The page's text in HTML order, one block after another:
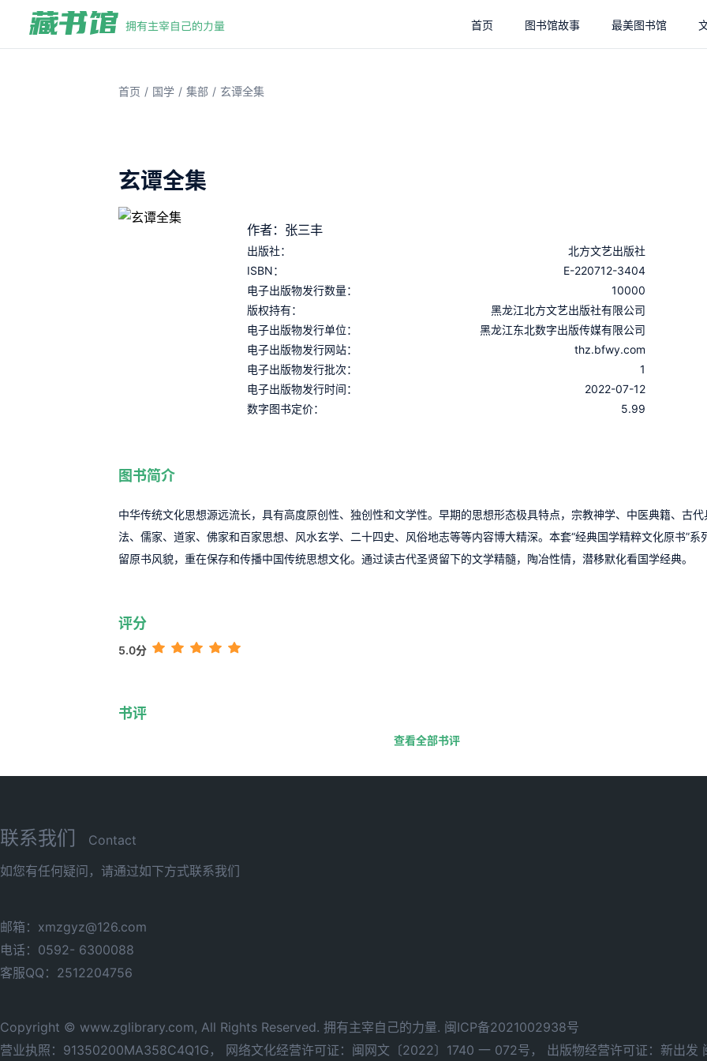
首页 图书馆故事 最美图书馆
首页 / 国学 / 集部 / 玄谭全集
玄谭全集
作者：张三丰
出版社：
北方文艺出版社
ISBN：
E-220712-3404
电子出版物发行数量：
10000
版权持有：
黑龙江北方文艺出版社有限公司
电子出版物发行单位：
黑龙江东北数字出版传媒有限公司
电子出版物发行网站：
thz.bfwy.com
电子出版物发行批次：
1
电子出版物发行时间：
2022-07-12
数字图书定价：
5.99
图书简介
中华传统文化思想源远流长，具有高度原创性、独创性和文学性。早期的思想形态极具特点，宗教神学、中医典籍、古代
法、儒家、道家、佛家和百家思想、风水玄学、二十四史、风俗地志等等内容博大精深。本套“经典国学精粹文化原书”系
留原书风貌，重在保存和传播中国传统思想文化。通过读古代圣贤留下的文学精髓，陶冶性情，潜移默化看国学经典。
评分
5.0分
书评
查看全部书评
联系我们
Contact
如您有任何疑问，请通过如下方式联系我们
邮箱：xmzgyz@126.com
电话：0592- 6300088
客服QQ：2512204756
Copyright © www.zglibrary.com, All Rights Reserved. 拥有主宰自己的力量. 闽ICP备2021002938号
营业执照：91350200MA358C4Q1G，
网络文化经营许可证：闽网文〔2022〕1740 一 072号，
出版物经营许可证：新出发